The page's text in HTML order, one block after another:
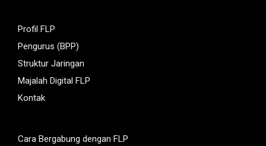
Profil FLP
Pengurus (BPP)
Struktur Jaringan
Majalah Digital FLP
Kontak
Cara Bergabung dengan FLP